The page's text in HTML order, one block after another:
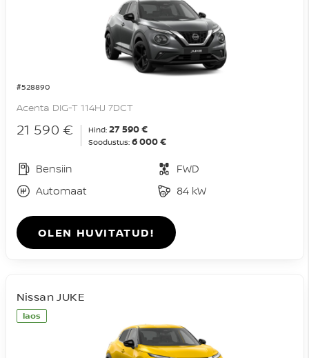
#528890
Acenta DIG-T 114HJ 7DCT
21 590 € Hind: 27 590 €
Soodustus: 6 000 €
Bensiin
FWD
Automaat
84 kW
OLEN HUVITATUD!
laos
Nissan JUKE